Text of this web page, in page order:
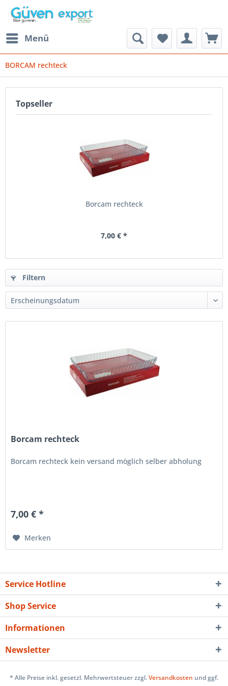
Menü
BORCAM rechteck
Topseller
Borcam rechteck
7,00 € *
Filtern
Borcam rechteck
Borcam rechteck kein versand möglich selber abholung
7,00 € *
Merken
Service Hotline
Shop Service
Informationen
Newsletter
* Alle Preise inkl. gesetzl. Mehrwertsteuer zzgl.Versandkosten und ggf.